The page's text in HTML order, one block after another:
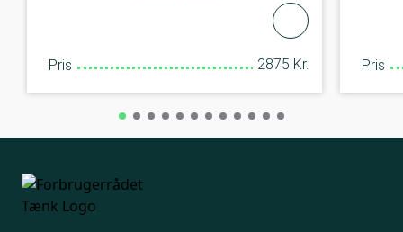
Pris 2875 Kr. Pris